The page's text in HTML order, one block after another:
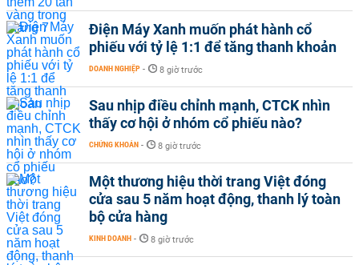
Điện Máy Xanh muốn phát hành cổ
phiếu với tỷ lệ 1:1 để tăng thanh khoản
DOANH NGHIỆP - 8 giờ trước
Sau nhịp điều chỉnh mạnh, CTCK nhìn
thấy cơ hội ở nhóm cổ phiếu nào?
CHỨNG KHOÁN - 8 giờ trước
Một thương hiệu thời trang Việt đóng
cửa sau 5 năm hoạt động, thanh lý toàn
bộ cửa hàng
KINH DOANH - 8 giờ trước